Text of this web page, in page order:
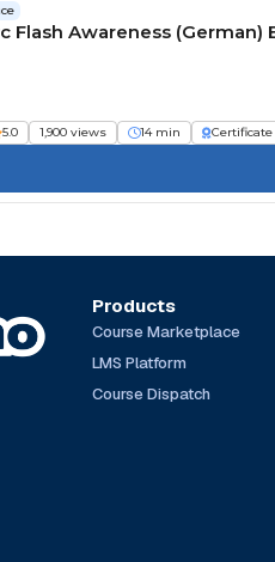
Flash Awareness
5.0 1,900 views 14 min Certificate
Products
Course Marketplace
LMS Platform
Course Dispatch